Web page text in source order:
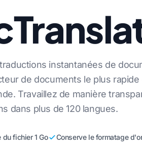
et banques
juridiques
humaines
et défense
de brevets
Fichier
Fichier
Anglais vers espagnol
Anglais vers français
Anglais vers allemand
Anglais vers chinois
Anglais vers japonais
Anglais vers russe
Anglais vers portugais
instantanées de
de documents le plus rapide
Travaillez de manière
dans plus de 120 langues.
fichier 1 Go Conserve le formatage